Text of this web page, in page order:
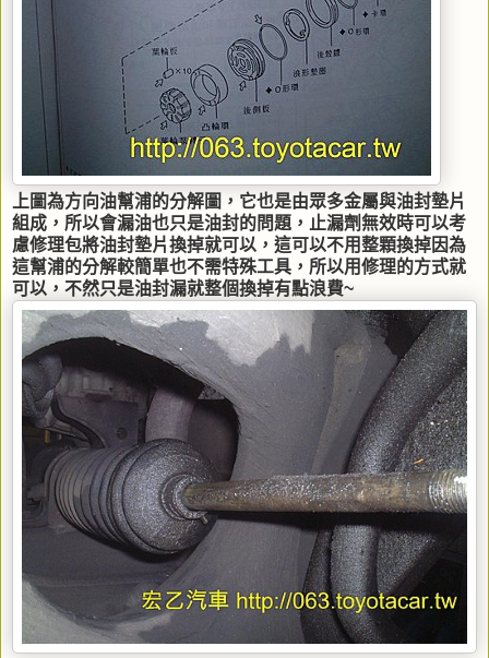
上圖為方向油幫浦的分解圖，它也是由眾多金屬與油封墊片
組成，所以會漏油也只是油封的問題，止漏劑無效時可以考
慮修理包將油封墊片換掉就可以，這可以不用整顆換掉因為
這幫浦的分解較簡單也不需特殊工具，所以用修理的方式就
可以，不然只是油封漏就整個換掉有點浪費~